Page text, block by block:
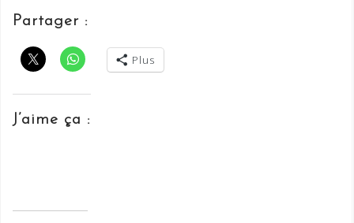
Partager :
Plus
J’aime ça :